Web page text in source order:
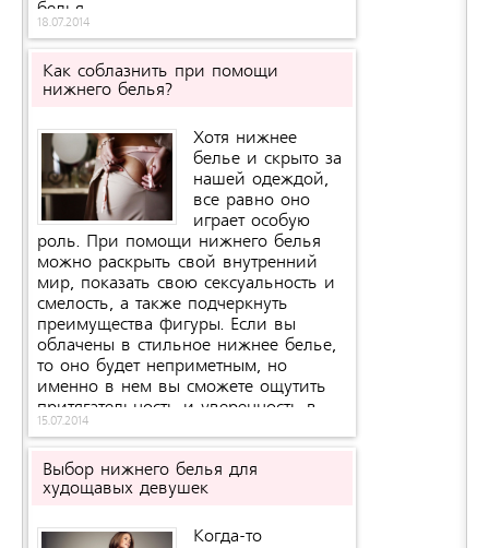
белья.
18.07.2014
Как соблазнить при помощи
нижнего белья?
Хотя нижнее
белье и скрыто за
нашей одеждой,
все равно оно
играет особую
роль. При помощи нижнего белья
можно раскрыть свой внутренний
мир, показать свою сексуальность и
смелость, а также подчеркнуть
преимущества фигуры. Если вы
облачены в стильное нижнее белье,
то оно будет неприметным, но
именно в нем вы сможете ощутить
притягательность и уверенность в
себе.
15.07.2014
Выбор нижнего белья для
худощавых девушек
Когда-то